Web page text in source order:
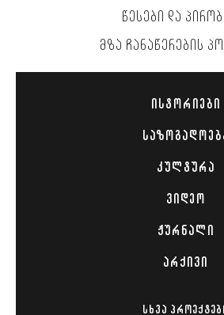
ᲬᲔᲡᲔᲑᲘ ᲓᲐ
ᲛᲖᲐ ᲩᲐᲜᲐᲬᲔᲠᲔᲑᲘᲡ
ᲘᲡᲢᲝᲠᲘᲔᲑᲘ
ᲙᲣᲚᲢᲣᲠᲐ
ᲕᲘᲓᲔᲝ
ᲟᲣᲠᲜᲐᲚᲘ
ᲐᲠᲥᲘᲕᲘ
ᲡᲮᲕᲐ